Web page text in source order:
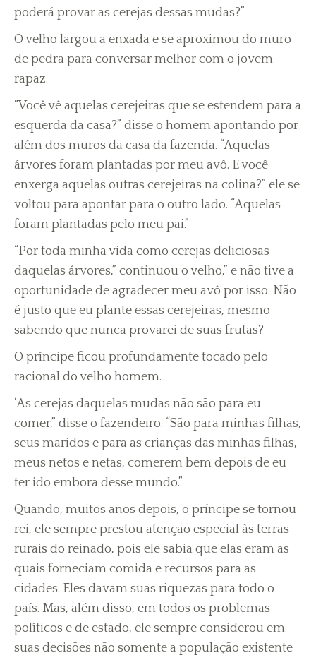
poderá provar as cerejas dessas mudas?”
O velho largou a enxada e se aproximou do muro
de pedra para conversar melhor com o jovem
rapaz.
“Você vê aquelas cerejeiras que se estendem para a
esquerda da casa?” disse o homem apontando por
além dos muros da casa da fazenda. “Aquelas
árvores foram plantadas por meu avô. E você
enxerga aquelas outras cerejeiras na colina?” ele se
voltou para apontar para o outro lado. “Aquelas
foram plantadas pelo meu pai.”
“Por toda minha vida como cerejas deliciosas
daquelas árvores,” continuou o velho,” e não tive a
oportunidade de agradecer meu avô por isso. Não
é justo que eu plante essas cerejeiras, mesmo
sabendo que nunca provarei de suas frutas?
O príncipe ficou profundamente tocado pelo
racional do velho homem.
‘As cerejas daquelas mudas não são para eu
comer,” disse o fazendeiro. “São para minhas filhas,
seus maridos e para as crianças das minhas filhas,
meus netos e netas, comerem bem depois de eu
ter ido embora desse mundo.”
Quando, muitos anos depois, o príncipe se tornou
rei, ele sempre prestou atenção especial às terras
rurais do reinado, pois ele sabia que elas eram as
quais forneciam comida e recursos para as
cidades. Eles davam suas riquezas para todo o
país. Mas, além disso, em todos os problemas
políticos e de estado, ele sempre considerou em
suas decisões não somente a população existente